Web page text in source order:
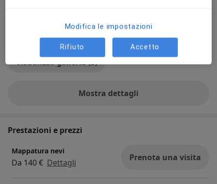
Visualizza galleria (3)
Mostra dettagli
sull'esperienza
Prestazioni e prezzi
Mappatura nevi
Da 140 € Dettagli Prenota una visita
Modifica le impostazioni
Rifiuto Accetto